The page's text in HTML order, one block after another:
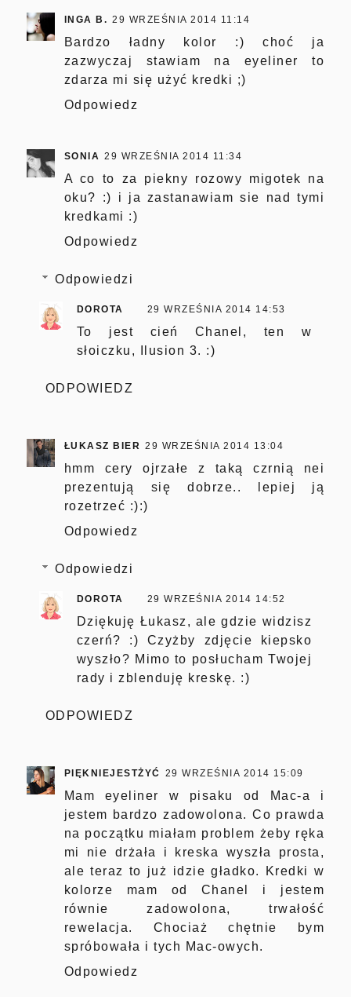
INGA B. 29 WRZEŚNIA 2014 11:14
Bardzo ładny kolor :) choć ja
zazwyczaj stawiam na eyeliner to
zdarza mi się użyć kredki ;)
Odpowiedz
SONIA 29 WRZEŚNIA 2014 11:34
A co to za piekny rozowy migotek na
oku? :) i ja zastanawiam sie nad tymi
kredkami :)
Odpowiedz
Odpowiedzi
DOROTA 29 WRZEŚNIA 2014 14:53
To jest cień Chanel, ten w
słoiczku, Ilusion 3. :)
ODPOWIEDZ
ŁUKASZ BIER 29 WRZEŚNIA 2014 13:04
hmm cery ojrzałe z taką czrnią nei
prezentują się dobrze.. lepiej ją
rozetrzeć :):)
Odpowiedz
Odpowiedzi
DOROTA 29 WRZEŚNIA 2014 14:52
Dziękuję Łukasz, ale gdzie widzisz
czerń? :) Czyżby zdjęcie kiepsko
wyszło? Mimo to posłucham Twojej
rady i zblenduję kreskę. :)
ODPOWIEDZ
PIĘKNIEJESTŻYĆ 29 WRZEŚNIA 2014 15:09
Mam eyeliner w pisaku od Mac-a i
jestem bardzo zadowolona. Co prawda
na początku miałam problem żeby ręka
mi nie drżała i kreska wyszła prosta,
ale teraz to już idzie gładko. Kredki w
kolorze mam od Chanel i jestem
równie zadowolona, trwałość
rewelacja. Chociaż chętnie bym
spróbowała i tych Mac-owych.
Odpowiedz